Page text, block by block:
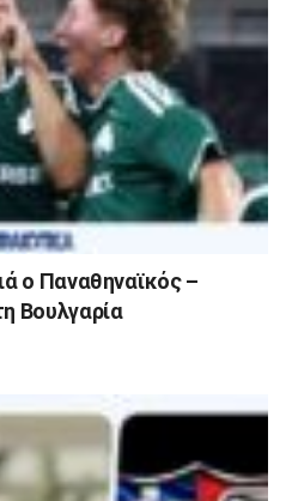
ο Παναθηναϊκός –
Βουλγαρία